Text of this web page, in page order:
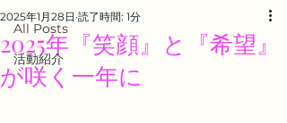
All Posts
活動紹介
2025年『笑顔』と『希望』
が咲く一年に
2025年1月28日 読了時間: 1分